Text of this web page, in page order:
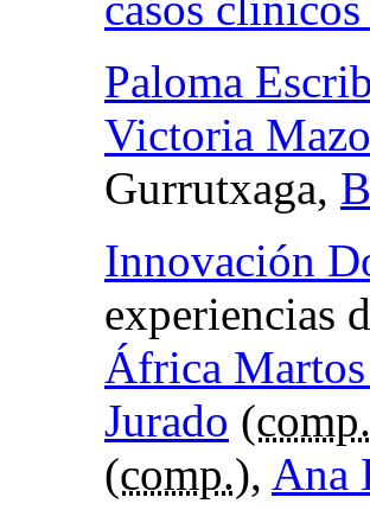
Paloma
Victoria
Gurrutxaga,
Innovación
experiencias
África
Jurado (comp.
(comp.), Ana